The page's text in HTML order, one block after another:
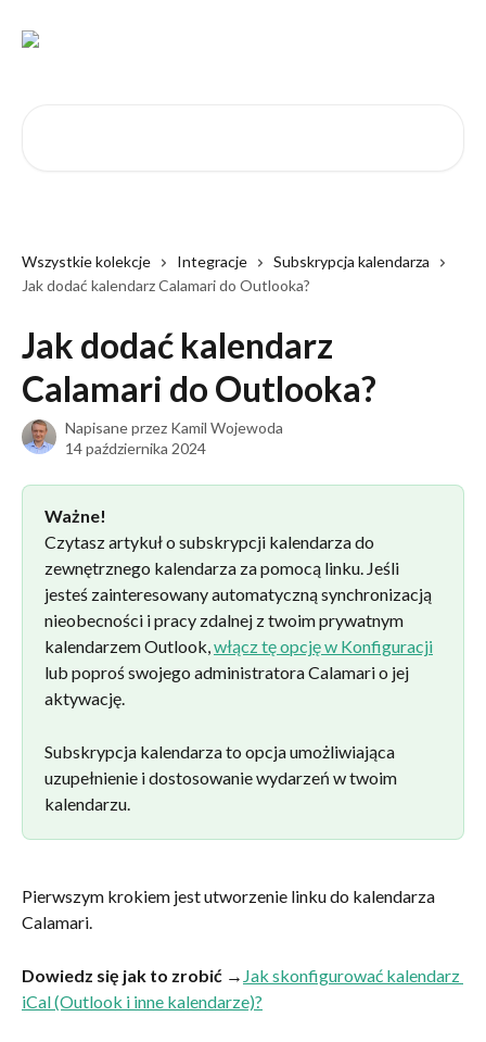
Wszystkie kolekcje Integracje
Subskrypcja kalendarza
Jak dodać kalendarz Calamari do Outlooka?
Jak dodać kalendarz
Calamari do Outlooka?
Napisane przez Kamil Wojewoda
14 października 2024
Ważne!
Czytasz artykuł o subskrypcji kalendarza do
zewnętrznego kalendarza za pomocą linku. Jeśli
jesteś zainteresowany automatyczną synchronizacją
nieobecności i pracy zdalnej z twoim prywatnym
kalendarzem Outlook, włącz tę opcję w Konfiguracji
lub poproś swojego administratora Calamari o jej
aktywację.
Subskrypcja kalendarza to opcja umożliwiająca
uzupełnienie i dostosowanie wydarzeń w twoim
kalendarzu.
Pierwszym krokiem jest utworzenie linku do kalendarza
Calamari.
Dowiedz się jak to zrobić → Jak skonfigurować kalendarz
iCal (Outlook i inne kalendarze)?